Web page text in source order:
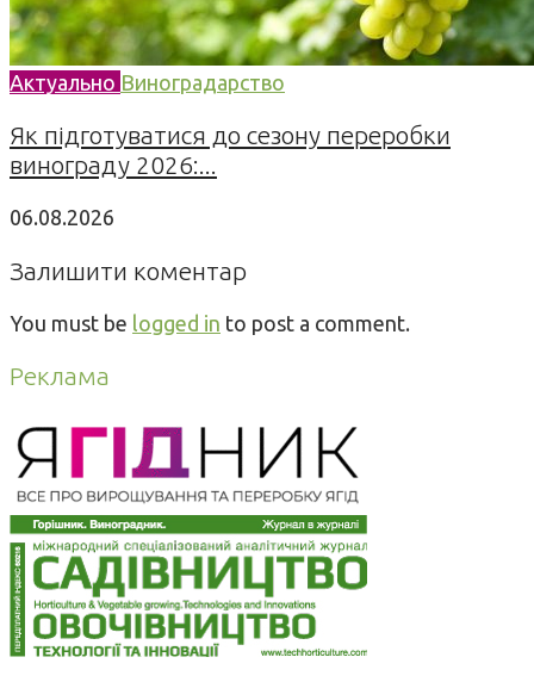
Актуально Виноградарство
Як підготуватися до сезону переробки
винограду 2026:...
06.08.2026
Залишити коментар
You must be logged in to post a comment.
Реклама